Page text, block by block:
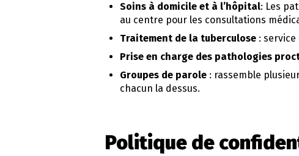
Soins à domicile et à l’hôpital: Les
au centre pour les consultations
Traitement de la tuberculose :
Prise en charge des pathologies
Groupes de parole : rassemble
chacun la dessus.
Politique de